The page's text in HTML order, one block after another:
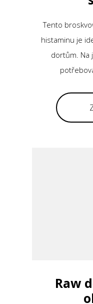
Tento
histaminu je
dortům. Na
Raw